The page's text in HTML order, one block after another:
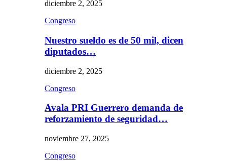
diciembre 2, 2025
Congreso
Nuestro sueldo es de 50 mil, dicen
diputados…
diciembre 2, 2025
Congreso
Avala PRI Guerrero demanda de
reforzamiento de seguridad…
noviembre 27, 2025
Congreso